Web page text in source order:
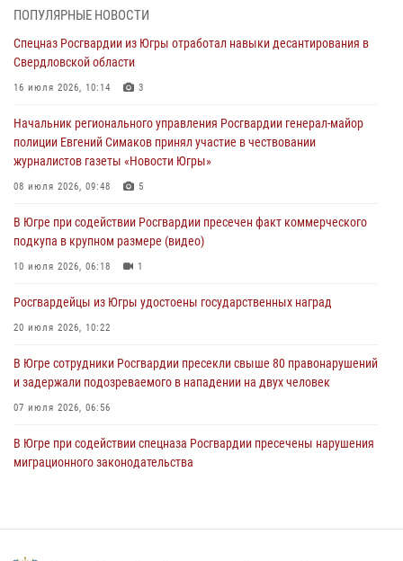
В Югре ОМОН Росгвардии оказал содействие ГИБДД в выявлении
05 августа 2026, 11:14
В Югре сотрудники вневедомственной охраны Росгвардии пресекли
05 августа 2026, 05:56
Генерал-полковник Юрий Аверин выступил на Всероссийском
молодёжном образовательном форуме «Территория смыслов»
Ключевые события Росгвардии: итоги недели с 27 июля по 2
августа (видео)
ПОПУЛЯРНЫЕ НОВОСТИ
Спецназ Росгвардии из Югры отработал навыки десантирования в
Свердловской области
16 июля 2026, 10:14 3
Начальник регионального управления Росгвардии генерал-майор
полиции Евгений Симаков принял участие в чествовании
журналистов газеты «Новости Югры»
08 июля 2026, 09:48 5
В Югре при содействии Росгвардии пресечен факт коммерческого
подкупа в крупном размере (видео)
10 июля 2026, 06:18 1
Росгвардейцы из Югры удостоены государственных наград
20 июля 2026, 10:22
В Югре сотрудники Росгвардии пресекли свыше 80 правонарушений
и задержали подозреваемого в нападении на двух человек
07 июля 2026, 06:56
В Югре при содействии спецназа Росгвардии пресечены нарушения
миграционного законодательства